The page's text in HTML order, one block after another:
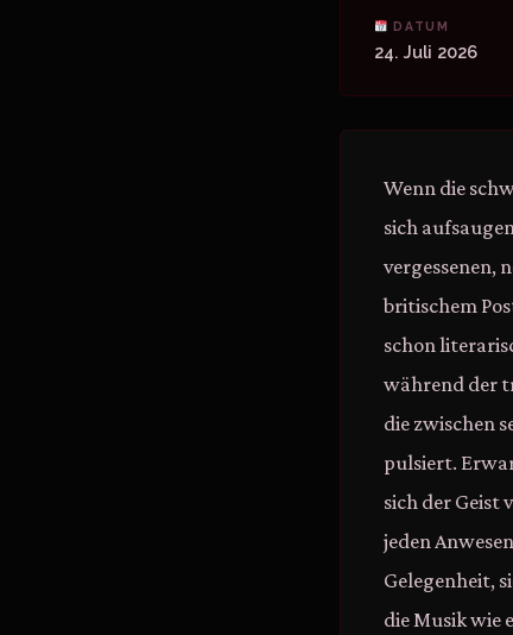
DATUM
24. Juli 2026
Wenn die
sich
vergessenen,
britischem
schon
während der
die zwischen
pulsiert.
sich der Geist
jeden
Gelegenheit,
die Musik wie